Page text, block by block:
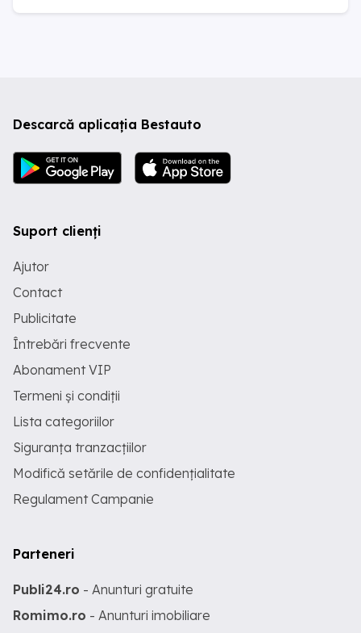
Descarcă aplicația Bestauto
Suport clienți
Ajutor
Contact
Publicitate
Întrebări frecvente
Abonament VIP
Termeni și condiții
Lista categoriilor
Siguranța tranzacțiilor
Modifică setările de confidențialitate
Regulament Campanie
Parteneri
Publi24.ro - Anunturi gratuite
Romimo.ro - Anunturi imobiliare